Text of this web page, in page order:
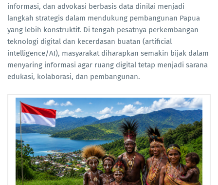
informasi, dan advokasi berbasis data dinilai menjadi
langkah strategis dalam mendukung pembangunan Papua
yang lebih konstruktif. Di tengah pesatnya perkembangan
teknologi digital dan kecerdasan buatan (artificial
intelligence/AI), masyarakat diharapkan semakin bijak dalam
menyaring informasi agar ruang digital tetap menjadi sarana
edukasi, kolaborasi, dan pembangunan.